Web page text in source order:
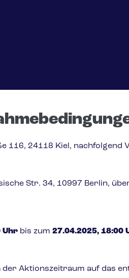
116, 24118 Kiel,
Str. 34, 10997 Berlin,
Uhr bis zum 27.04.2025, 18:00
Aktionszeitraum auf das